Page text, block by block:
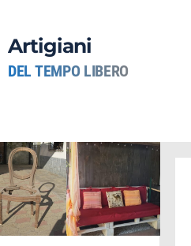
Artigiani
DEL TEMPO LIBERO